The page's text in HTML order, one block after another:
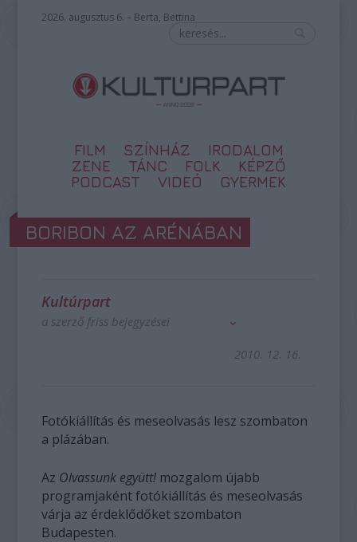
2026. augusztus 6. – Berta, Bettina
FILM SZÍNHÁZ
IRODALOM
ZENE
TÁNC FOLK
KÉPZŐ
PODCAST
VIDEÓ GYERMEK
BORIBON AZ ARÉNÁBAN
Kultúrpart
a szerző friss bejegyzései
2010. 12. 16.
Fotókiállítás és meseolvasás lesz szombaton
a plázában.
Az Olvassunk együtt! mozgalom újabb
programjaként fotókiállítás és meseolvasás
várja az érdeklődőket szombaton
Budapesten.